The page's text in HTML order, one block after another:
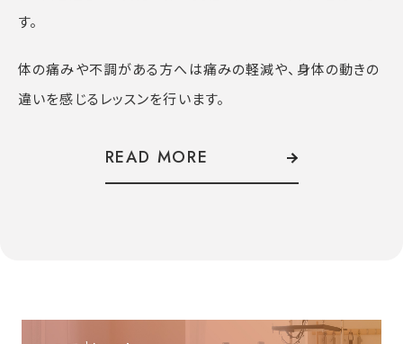
す。
体の痛みや不調がある方へは痛みの軽減や、身体の動きの
違いを感じるレッスンを行います。
READ MORE